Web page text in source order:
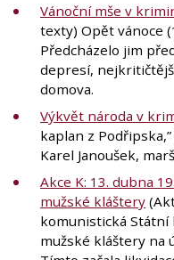
Vánoční mše v
texty) Opět vánoce
Předcházelo jim
depresí,
domova.
Výkvět národa v
kaplan z
Karel Janoušek,
Akce K: 13. dubna
mužské kláštery
komunistická Státní
mužské kláštery na